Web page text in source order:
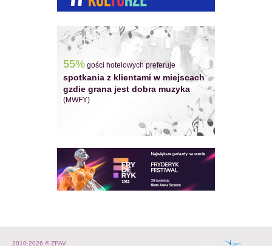
55% gości hotelowych preferuje
spotkania z klientami w miejscach
gzdie grana jest dobra muzyka
(MWFY)
2010-2026 © ZPAV